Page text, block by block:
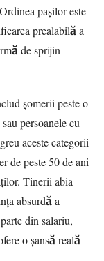
pașilor este
prealabilă a
de sprijin
șomerii peste o
persoanele cu
aceste categorii
de peste 50 de ani
Tinerii abia
absurdă a
din salariu,
o șansă reală